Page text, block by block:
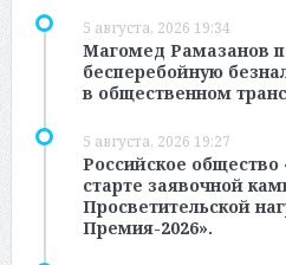
5 августа, 2026 19:34
Магомед Рамазанов
бесперебойную
в общественном
5 августа, 2026 19:27
Российское общество
старте заявочной
Просветительской
Премия-2026».